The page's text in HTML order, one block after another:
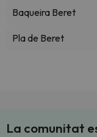
Baqueira Beret
Pla de Beret
La comunitat